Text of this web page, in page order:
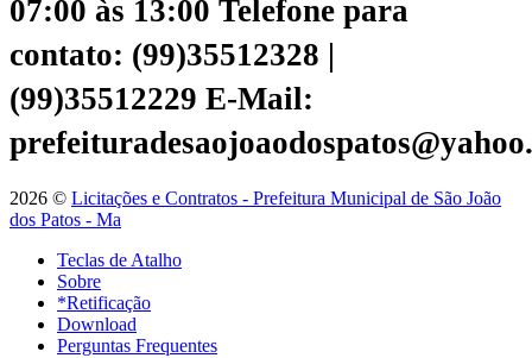
07:00 às 13:00 Telefone para
contato: (99)35512328 |
(99)35512229 E-Mail:
2026 © Licitações e Contratos - Prefeitura Municipal de São João
dos Patos - Ma
Teclas de Atalho
Sobre
*Retificação
Download
Perguntas Frequentes